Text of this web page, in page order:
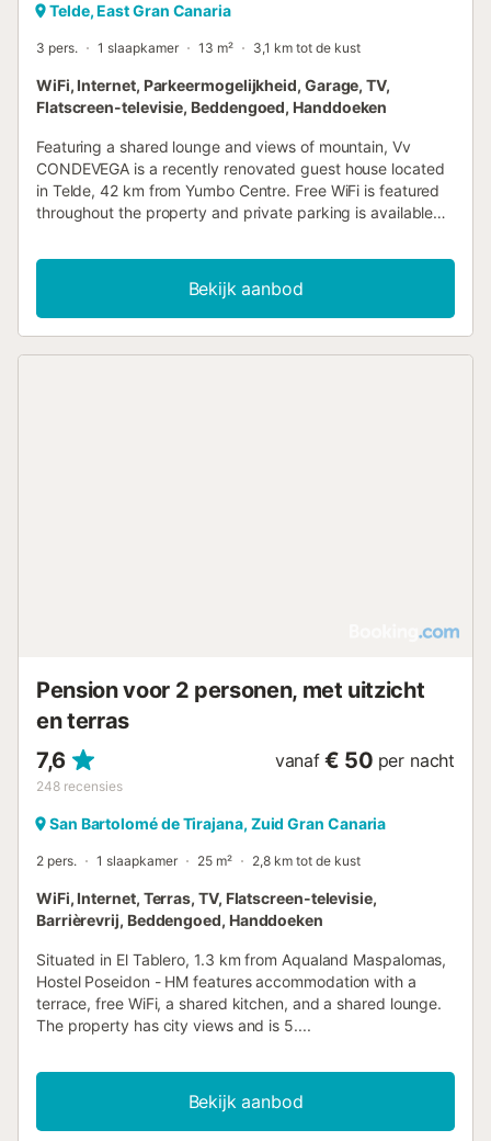
Telde, East Gran Canaria
3 pers. 1 slaapkamer 13 m² 3,1 km tot de kust
WiFi, Internet, Parkeermogelijkheid, Garage, TV,
Flatscreen-televisie, Beddengoed, Handdoeken
Featuring a shared lounge and views of mountain, Vv
CONDEVEGA is a recently renovated guest house located
in Telde, 42 km from Yumbo Centre. Free WiFi is featured
throughout the property and private parking is available
Bekijk aanbod
Pension voor 2 personen, met uitzicht
en terras
7,6
248 recensies
vanaf € 50 per nacht
San Bartolomé de Tirajana, Zuid Gran Canaria
2 pers. 1 slaapkamer 25 m² 2,8 km tot de kust
WiFi, Internet, Terras, TV, Flatscreen-televisie,
Barrièrevrij, Beddengoed, Handdoeken
Situated in El Tablero, 1.3 km from Aqualand Maspalomas,
Hostel Poseidon - HM features accommodation with a
terrace, free WiFi, a shared kitchen, and a shared lounge.
The property has city views and is 5....
Bekijk aanbod